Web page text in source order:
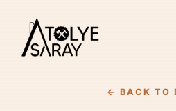
← BACK TO